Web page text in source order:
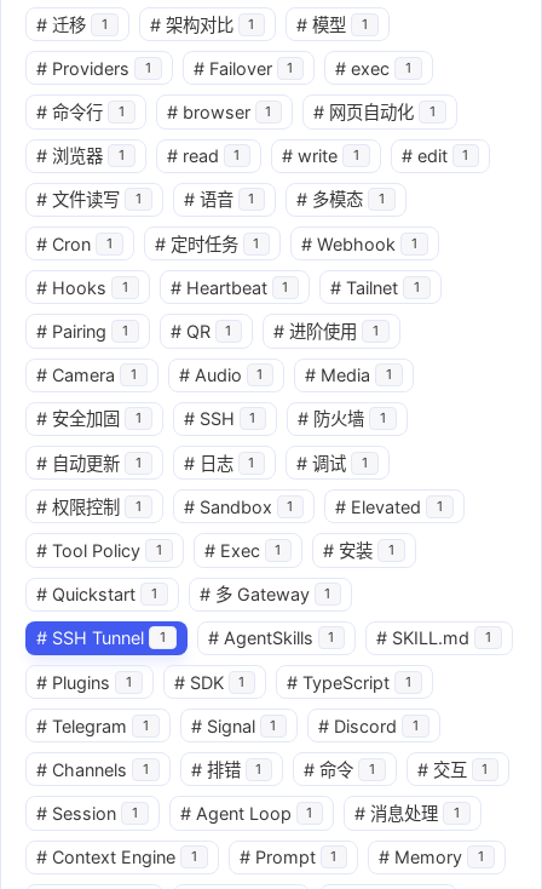
# 迁移 1 # 架构对比 1 # 模型 1
# Providers 1 # Failover 1 # exec 1
# 命令行 1 # browser 1 # 网页自动化 1
# 浏览器 1 # read 1 # write 1 # edit 1
# 文件读写 1 # 语音 1 # 多模态 1
# Cron 1 # 定时任务 1 # Webhook 1
# Hooks 1 # Heartbeat 1 # Tailnet 1
# Pairing 1 # QR 1 # 进阶使用 1
# Camera 1 # Audio 1 # Media 1
# 安全加固 1 # SSH 1 # 防火墙 1
# 自动更新 1 # 日志 1 # 调试 1
# 权限控制 1 # Sandbox 1 # Elevated 1
# Tool Policy 1 # Exec 1 # 安装 1
# Quickstart 1 # 多 Gateway 1
# SSH Tunnel 1 # AgentSkills 1 # SKILL.md 1
# Plugins 1 # SDK 1 # TypeScript 1
# Telegram 1 # Signal 1 # Discord 1
# Channels 1 # 排错 1 # 命令 1 # 交互 1
# Session 1 # Agent Loop 1 # 消息处理 1
# Context Engine 1 # Prompt 1 # Memory 1